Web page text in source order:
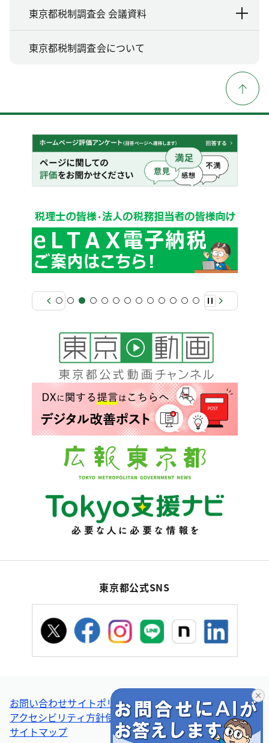
東京都税制調査会 会議資料
東京都税制調査会について
東京都公式SNS
お問い合わせサイトポリシー個人情報の取扱い
アクセシビリティ方針使い方ヘルプ
リンク集・その他
サイトマップ